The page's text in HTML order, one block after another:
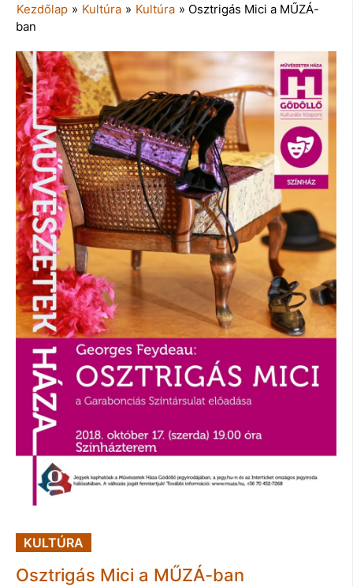
Kezdőlap » Kultúra » Kultúra » Osztrigás Mici a MŰZÁ-
ban
KULTÚRA
Osztrigás Mici a MŰZÁ-ban